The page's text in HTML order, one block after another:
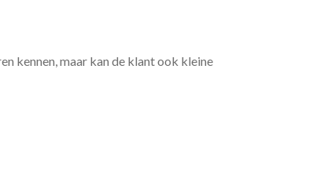
kennen, maar kan de klant ook kleine